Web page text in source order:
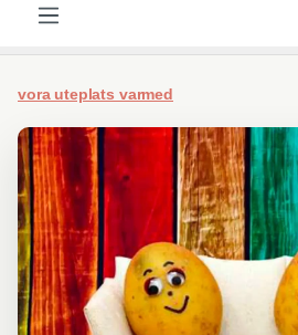
vora uteplats varmed